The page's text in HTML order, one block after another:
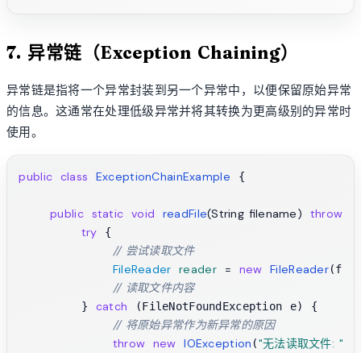
7. 异常链（Exception Chaining）
异常链是指将一个异常封装到另一个异常中，以便保留原始异常
的信息。这通常在处理低级异常并将其转换为更高级别的异常时
使用。
public class ExceptionChainExample {
public static void readFile(String filename) throws
try {
// 尝试读取文件
FileReader reader = new FileReader
// 读取文件内容
        }
catch (FileNotFoundException e) {
// 将原始异常作为新异常的原因
throw new IOException ("无法读取文件: "